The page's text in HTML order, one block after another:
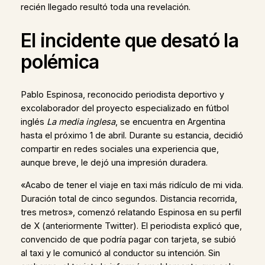
recién llegado resultó toda una revelación.
El incidente que desató la
polémica
Pablo Espinosa, reconocido periodista deportivo y
excolaborador del proyecto especializado en fútbol
inglés La media inglesa, se encuentra en Argentina
hasta el próximo 1 de abril. Durante su estancia, decidió
compartir en redes sociales una experiencia que,
aunque breve, le dejó una impresión duradera.
«Acabo de tener el viaje en taxi más ridículo de mi vida.
Duración total de cinco segundos. Distancia recorrida,
tres metros», comenzó relatando Espinosa en su perfil
de X (anteriormente Twitter). El periodista explicó que,
convencido de que podría pagar con tarjeta, se subió
al taxi y le comunicó al conductor su intención. Sin